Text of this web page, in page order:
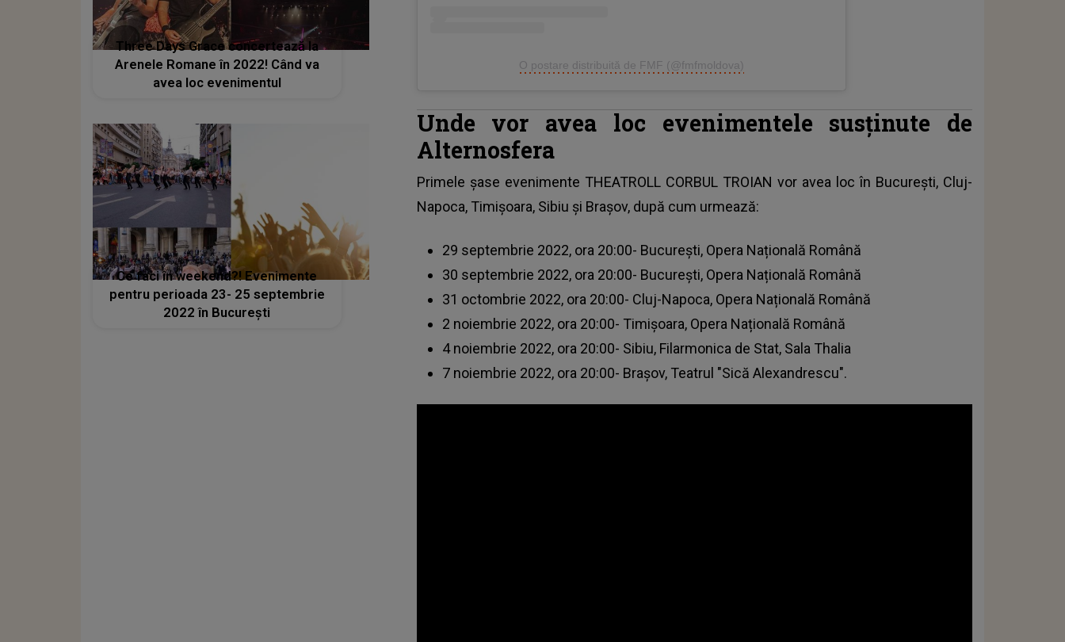
O postare distribuită de FMF (@fmfmoldova)
Unde vor avea loc evenimentele susținute de
Alternosfera
Primele șase evenimente THEATROLL CORBUL TROIAN vor avea loc în București, Cluj-
Napoca, Timișoara, Sibiu și Brașov, după cum urmează:
29 septembrie 2022, ora 20:00- București, Opera Națională Română
30 septembrie 2022, ora 20:00- București, Opera Națională Română
31 octombrie 2022, ora 20:00- Cluj-Napoca, Opera Națională Română
2 noiembrie 2022, ora 20:00- Timișoara, Opera Națională Română
4 noiembrie 2022, ora 20:00- Sibiu, Filarmonica de Stat, Sala Thalia
7 noiembrie 2022, ora 20:00- Brașov, Teatrul "Sică Alexandrescu".
Three Days Grace concertează la
Arenele Romane în 2022! Când va
avea loc evenimentul
Ce faci în weekend?! Evenimente
pentru perioada 23- 25 septembrie
2022 în București